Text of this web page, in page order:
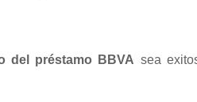
del préstamo BBVA sea